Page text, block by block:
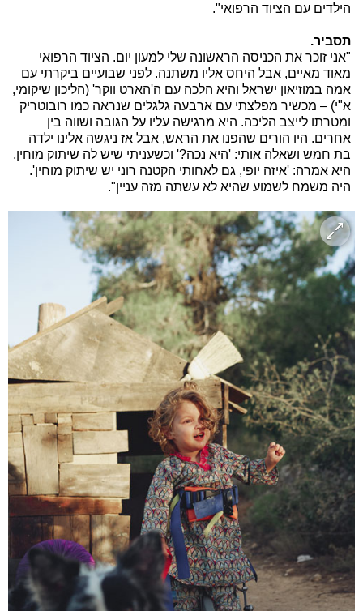
הילדים עם הציוד הרפואי".
תסביר.
"אני זוכר את הכניסה הראשונה שלי למעון יום. הציוד הרפואי
מאוד מאיים, אבל היחס אליו משתנה. לפני שבועיים ביקרתי עם
אמה במוזיאון ישראל והיא הלכה עם ה'הארט ווקר' (הליכון שיקומי,
א"י) – מכשיר מפלצתי עם ארבעה גלגלים שנראה כמו רובוטריק
ומטרתו לייצב הליכה. היא מרגישה עליו על הגובה ושווה בין
אחרים. היו הורים שהפנו את הראש, אבל אז ניגשה אלינו ילדה
בת חמש ושאלה אותי: 'היא נכה?' וכשעניתי שיש לה שיתוק מוחין,
היא אמרה: 'איזה יופי, גם לאחותי הקטנה רוני יש שיתוק מוחין'.
היה משמח לשמוע שהיא לא עשתה מזה עניין".